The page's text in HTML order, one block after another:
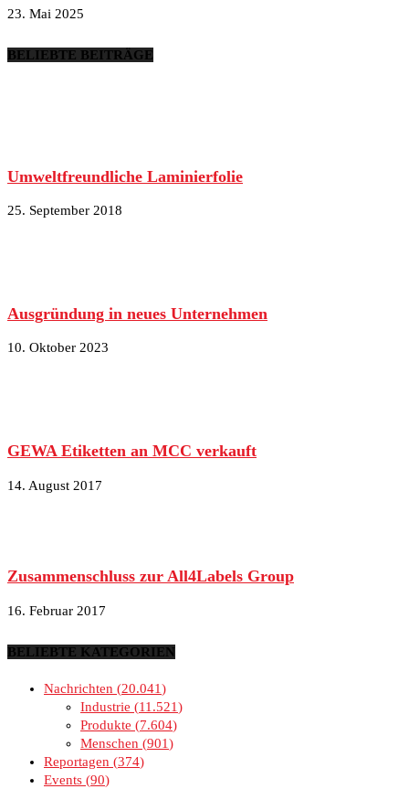
23. Mai 2025
BELIEBTE BEITRÄGE
Umweltfreundliche Laminierfolie
25. September 2018
Ausgründung in neues Unternehmen
10. Oktober 2023
GEWA Etiketten an MCC verkauft
14. August 2017
Zusammenschluss zur All4Labels Group
16. Februar 2017
BELIEBTE KATEGORIEN
Nachrichten
20.041
Industrie
11.521
Produkte
7.604
Menschen
901
Reportagen
374
Events 90